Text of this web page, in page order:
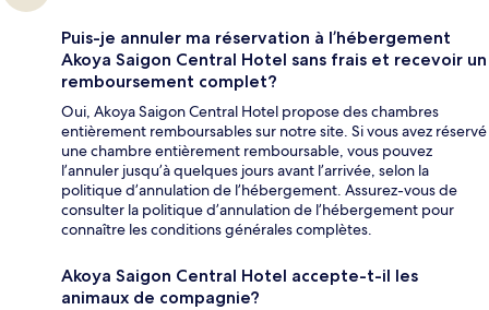
Puis-je annuler ma réservation à l’hébergement
Akoya Saigon Central Hotel sans frais et recevoir un
remboursement complet?
Oui, Akoya Saigon Central Hotel propose des chambres
entièrement remboursables sur notre site. Si vous avez réservé
une chambre entièrement remboursable, vous pouvez
l’annuler jusqu’à quelques jours avant l’arrivée, selon la
politique d’annulation de l’hébergement. Assurez-vous de
consulter la politique d’annulation de l’hébergement pour
connaître les conditions générales complètes.
Akoya Saigon Central Hotel accepte-t-il les
animaux de compagnie?